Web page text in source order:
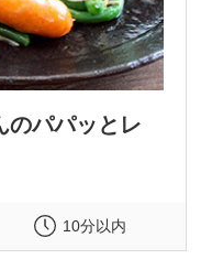
のパパッとレ
10分以内